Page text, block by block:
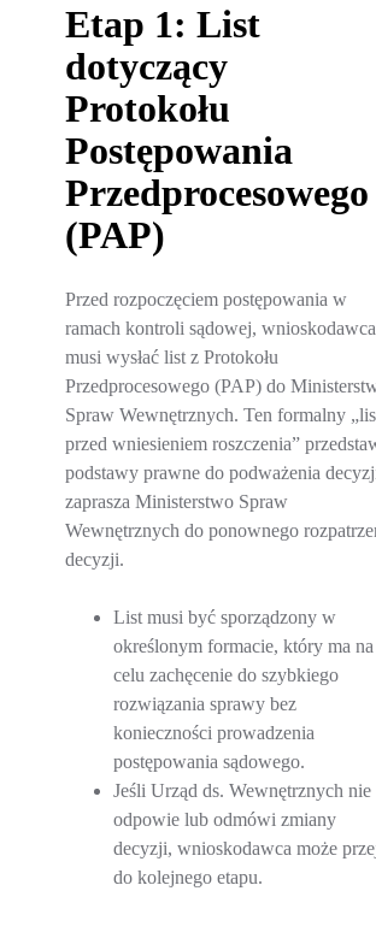
Etap 1: List
dotyczący
Protokołu
Postępowania
Przedprocesowego
(PAP)
Przed rozpoczęciem postępowania w
ramach kontroli sądowej, wnioskodawca
musi wysłać list z Protokołu
Przedprocesowego (PAP) do
Spraw Wewnętrznych. Ten formalny
przed wniesieniem roszczenia”
podstawy prawne do podważenia
zaprasza Ministerstwo Spraw
Wewnętrznych do ponownego
decyzji.
List musi być sporządzony w
określonym formacie, który ma na
celu zachęcenie do szybkiego
rozwiązania sprawy bez
konieczności prowadzenia
postępowania sądowego.
Jeśli Urząd ds. Wewnętrznych nie
odpowie lub odmówi zmiany
decyzji, wnioskodawca może
do kolejnego etapu.